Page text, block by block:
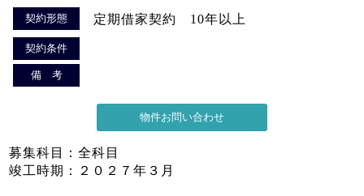
契約形態 定期借家契約 10年以上
契約条件
備 考
募集科目：全科目
竣工時期：２０２７年３月